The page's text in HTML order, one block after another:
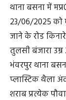
थाना बसना में
23/06/2025 को
जाने के रोड
तुलसी बंजारा
भंवरपुर थाना
प्लास्टिक थैला
शराब प्रत्येक